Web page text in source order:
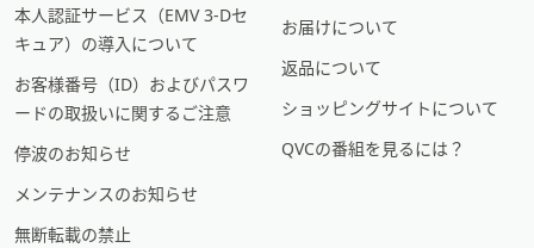
本人認証サービス（EMV 3-Dセ
キュア）の導入について
お客様番号（ID）およびパスワ
ードの取扱いに関するご注意
停波のお知らせ
メンテナンスのお知らせ
無断転載の禁止
お届けについて
返品について
ショッピングサイトについて
QVCの番組を見るには？